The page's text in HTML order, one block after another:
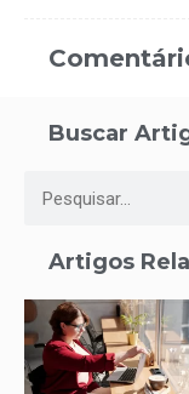
Buscar
Artigos